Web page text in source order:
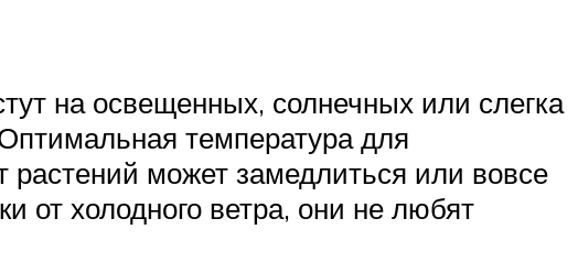
на освещенных, солнечных или слегка
температура для
растений может замедлиться или вовсе
от холодного ветра, они не любят